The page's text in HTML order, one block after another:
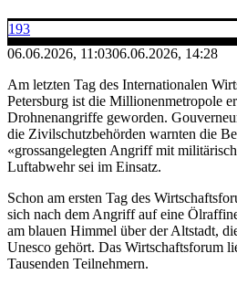
193
06.06.2026, 11:0306.06.2026, 14:28
Am letzten Tag des Internationalen
Petersburg ist die Millionenmetropole
Drohnenangriffe geworden.
die Zivilschutzbehörden warnten die
«grossangelegten Angriff mit
Luftabwehr sei im Einsatz.
Schon am ersten Tag des
sich nach dem Angriff auf eine
am blauen Himmel über der Altstadt,
Unesco gehört. Das Wirtschaftsforum
Tausenden Teilnehmern.